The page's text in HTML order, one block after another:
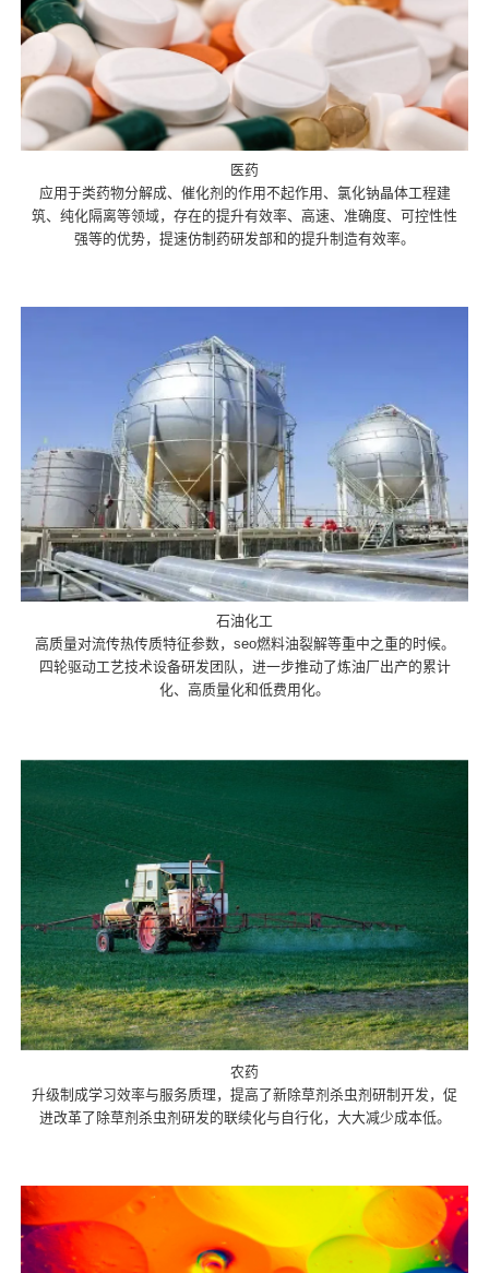
医药
应用于类药物分解成、催化剂的作用不起作用、氯化钠晶体工程建
筑、纯化隔离等领域，存在的提升有效率、高速、准确度、可控性性
强等的优势，提速仿制药研发部和的提升制造有效率。
石油化工
高质量对流传热传质特征参数，seo燃料油裂解等重中之重的时候。
四轮驱动工艺技术设备研发团队，进一步推动了炼油厂出产的累计
化、高质量化和低费用化。
农药
升级制成学习效率与服务质理，提高了新除草剂杀虫剂研制开发，促
进改革了除草剂杀虫剂研发的联续化与自行化，大大减少成本低。